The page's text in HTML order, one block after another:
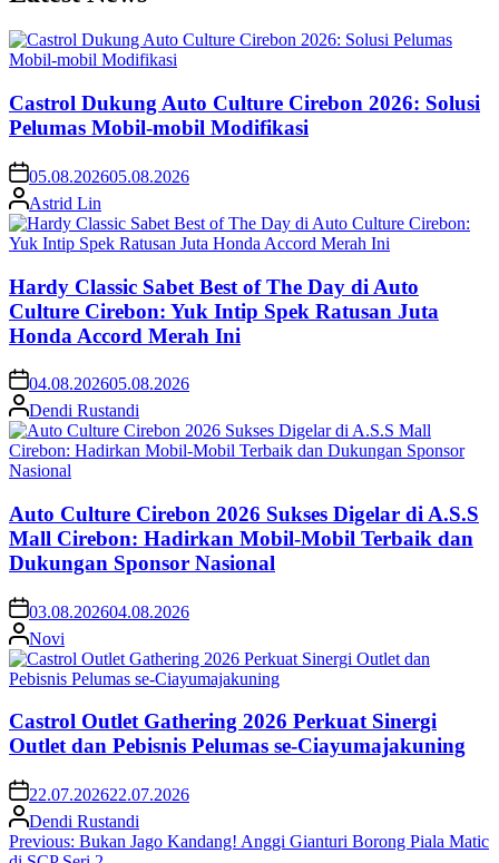
Castrol Dukung Auto Culture Cirebon 2026: Solusi
Pelumas Mobil-mobil Modifikasi
05.08.202605.08.2026
Astrid Lin
Hardy Classic Sabet Best of The Day di Auto
Culture Cirebon: Yuk Intip Spek Ratusan Juta
Honda Accord Merah Ini
04.08.202605.08.2026
Dendi Rustandi
Auto Culture Cirebon 2026 Sukses Digelar di A.S.S
Mall Cirebon: Hadirkan Mobil-Mobil Terbaik dan
Dukungan Sponsor Nasional
03.08.202604.08.2026
Novi
Castrol Outlet Gathering 2026 Perkuat Sinergi
Outlet dan Pebisnis Pelumas se-Ciayumajakuning
22.07.202622.07.2026
Dendi Rustandi
Post
Previous: Bukan Jago Kandang! Anggi Gianturi Borong Piala Matic